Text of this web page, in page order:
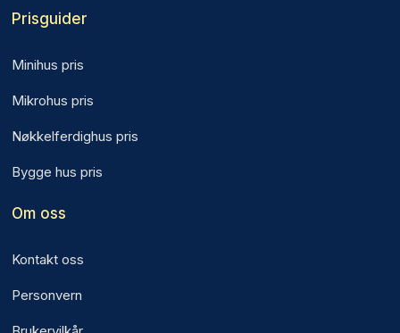
Prisguider
Minihus pris
Mikrohus pris
Nøkkelferdighus pris
Bygge hus pris
Om oss
Kontakt oss
Personvern